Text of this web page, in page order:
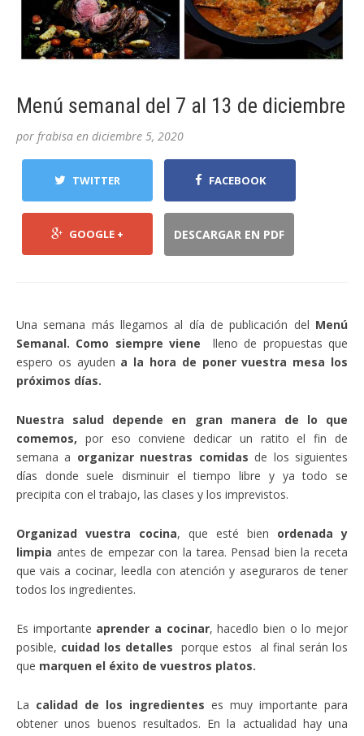
Menú semanal del 7 al 13 de diciembre
por frabisa en diciembre 5, 2020
TWITTER FACEBOOK
GOOGLE + DESCARGAR EN PDF
Una semana más llegamos al día de publicación del Menú
Semanal. Como siempre viene lleno de propuestas que
espero os ayuden a la hora de poner vuestra mesa los
próximos días.
Nuestra salud depende en gran manera de lo que
comemos, por eso conviene dedicar un ratito el fin de
semana a organizar nuestras comidas de los siguientes
días donde suele disminuir el tiempo libre y ya todo se
precipita con el trabajo, las clases y los imprevistos.
Organizad vuestra cocina, que esté bien ordenada y
limpia antes de empezar con la tarea. Pensad bien la receta
que vais a cocinar, leedla con atención y aseguraros de tener
todos los ingredientes.
Es importante aprender a cocinar, hacedlo bien o lo mejor
posible, cuidad los detalles porque estos al final serán los
que marquen el éxito de vuestros platos.
La calidad de los ingredientes es muy importante para
obtener unos buenos resultados. En la actualidad hay una